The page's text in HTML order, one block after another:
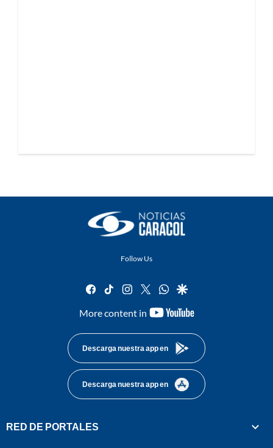
Follow Us
facebook
tiktok instagram
twitterwhatsapp
google
More content in
youtube-
Descarga nuestra app en
Descarga nuestra app en
RED DE PORTALES